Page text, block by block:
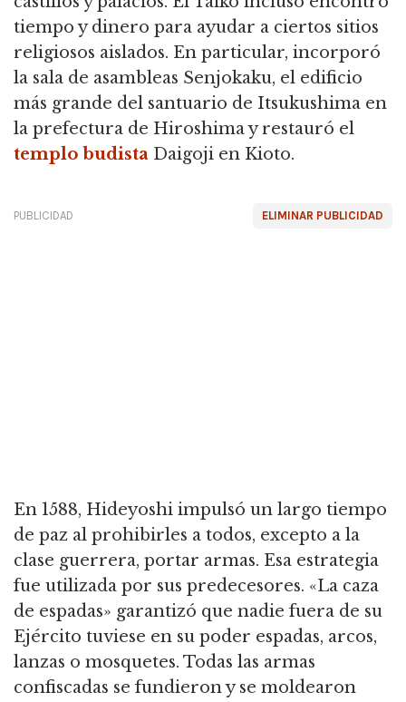
tiempo y dinero para ayudar a ciertos sitios
religiosos aislados. En particular, incorporó
la sala de asambleas Senjokaku, el edificio
más grande del santuario de Itsukushima en
la prefectura de Hiroshima y restauró el
templo budista Daigoji en Kioto.
ELIMINAR PUBLICIDAD
PUBLICIDAD
En 1588, Hideyoshi impulsó un largo tiempo
de paz al prohibirles a todos, excepto a la
clase guerrera, portar armas. Esa estrategia
fue utilizada por sus predecesores. «La caza
de espadas» garantizó que nadie fuera de su
Ejército tuviese en su poder espadas, arcos,
lanzas o mosquetes. Todas las armas
confiscadas se fundieron y se moldearon